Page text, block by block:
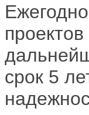
срок 5